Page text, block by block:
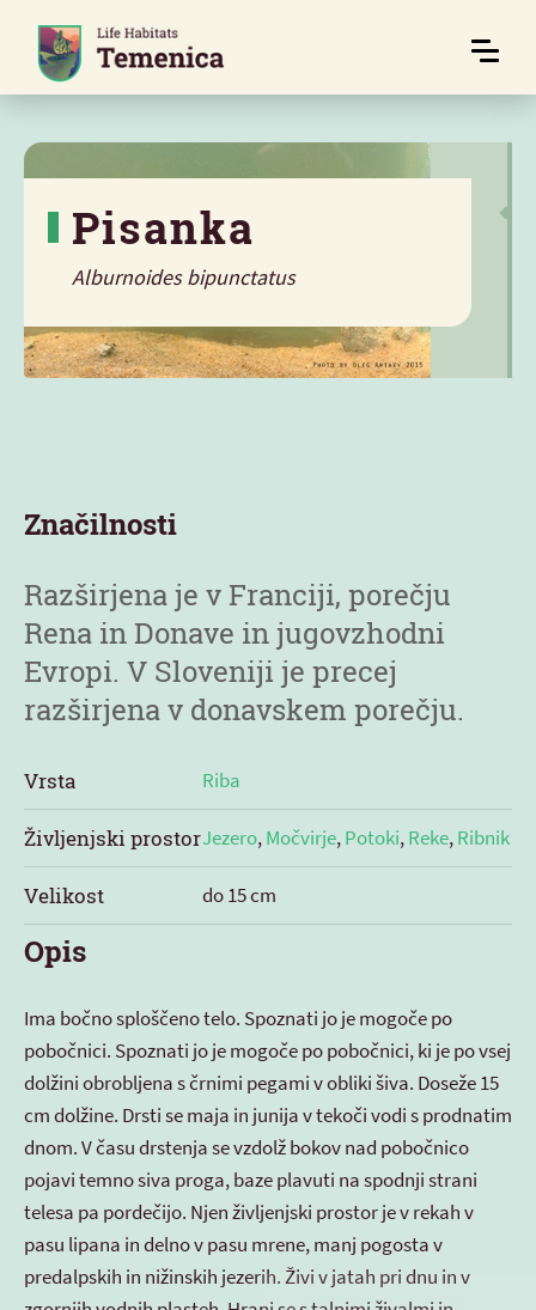
Pisanka
Alburnoides bipunctatus
Značilnosti
Razširjena je v Franciji, porečju
Rena in Donave in jugovzhodni
Evropi. V Sloveniji je precej
razširjena v donavskem porečju.
Vrsta Riba
Življenjski prostorJezero,Močvirje,Potoki,Reke,Ribnik
Velikost do 15 cm
Opis
Ima bočno sploščeno telo. Spoznati jo je mogoče po
pobočnici. Spoznati jo je mogoče po pobočnici, ki je po vsej
dolžini obrobljena s črnimi pegami v obliki šiva. Doseže 15
cm dolžine. Drsti se maja in junija v tekoči vodi s prodnatim
dnom. V času drstenja se vzdolž bokov nad pobočnico
pojavi temno siva proga, baze plavuti na spodnji strani
telesa pa pordečijo. Njen življenjski prostor je v rekah v
pasu lipana in delno v pasu mrene, manj pogosta v
predalpskih in nižinskih jezerih. Živi v jatah pri dnu in v